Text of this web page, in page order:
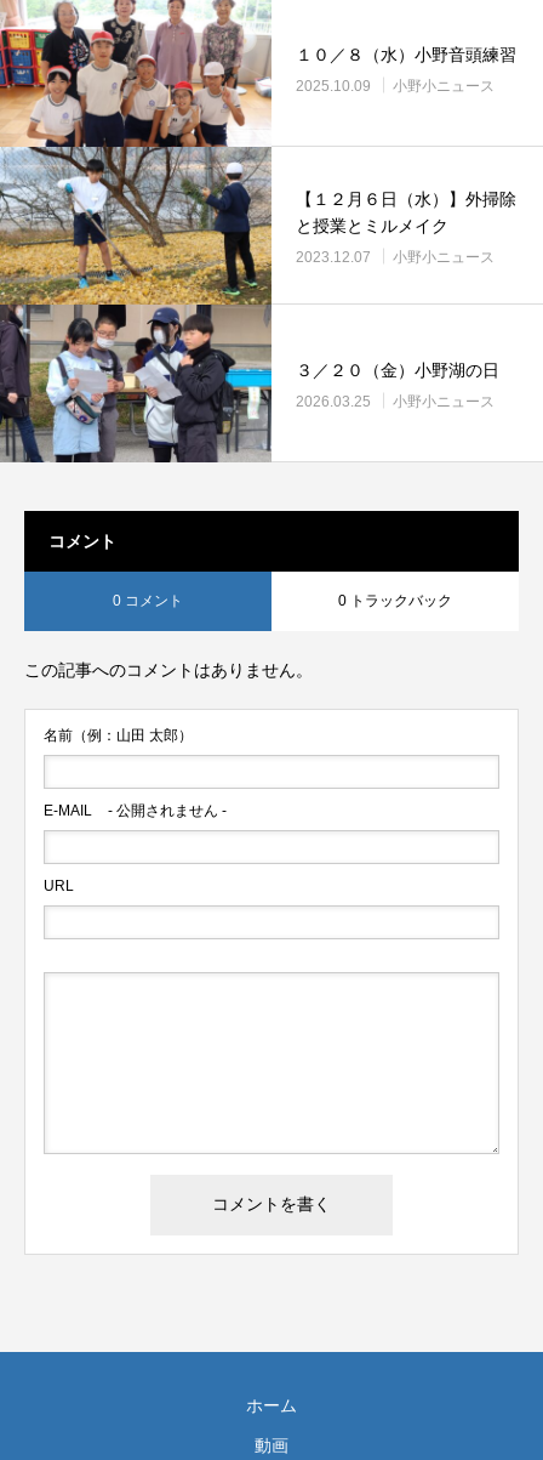
１０／８（水）小野音頭練習
2025.10.09 小野小ニュース
【１２月６日（水）】外掃除
と授業とミルメイク
2023.12.07 小野小ニュース
３／２０（金）小野湖の日
2026.03.25 小野小ニュース
コメント
0 コメント 0 トラックバック
この記事へのコメントはありません。
名前（例：山田 太郎）
E-MAIL - 公開されません -
URL
ホーム
動画